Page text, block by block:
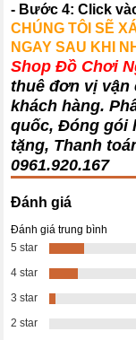
- Bước 4: Click
CHÚNG TÔI SẼ
NGAY SAU KHI
Shop Đồ Chơi
thuê đơn vị vận
khách hàng.
quốc, Đóng gói
tặng, Thanh
0961.920.167
Đánh giá
Đánh giá trung bình
5 star
4 star
3 star
2 star